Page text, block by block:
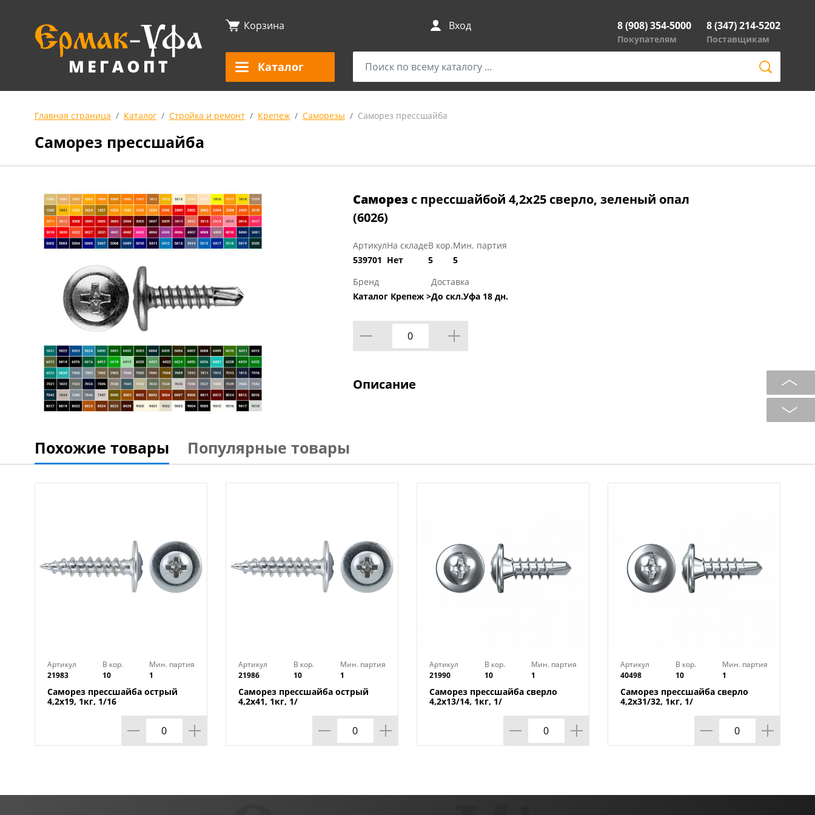
Корзина Вход 8 (908) 354-5000
Покупателям
8 (347) 214-5202
Поставщикам
Каталог
Главная страница Каталог Стройка и ремонт Крепеж Саморезы Саморез прессшайба
Саморез прессшайба
Саморез с прессшайбой 4,2х25 сверло, зеленый опал
(6026)
Артикул
539701
На складе
Нет
В кор.
5
Мин. партия
5
Бренд
Каталог Крепеж >
Доставка
До скл.Уфа 18 дн.
Описание
Похожие товары Популярные товары
Артикул
21983
В кор.
10
Мин. партия
1
Саморез прессшайба острый
4,2х19, 1кг, 1/16
Артикул
21986
В кор.
10
Мин. партия
1
Саморез прессшайба острый
4,2х41, 1кг, 1/
Артикул
21990
В кор.
10
Мин. партия
1
Саморез прессшайба сверло
4,2х13/14, 1кг, 1/
Артикул
40498
В кор.
10
Мин. партия
1
Саморез прессшайба сверло
4,2х31/32, 1кг, 1/